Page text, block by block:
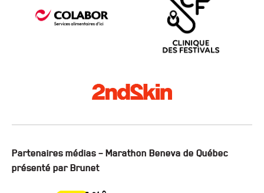
Partenaires médias – Marathon Beneva de Québec
présenté par Brunet